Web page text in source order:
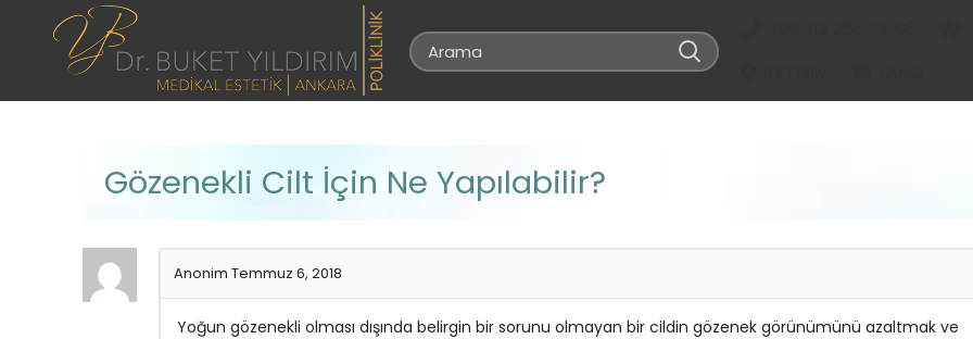
Gözenekli Cilt İçin Ne Yapılabilir?
Anonim Temmuz 6, 2018
Yoğun gözenekli olması dışında belirgin bir sorunu olmayan bir cildin gözenek görünümünü azaltmak ve